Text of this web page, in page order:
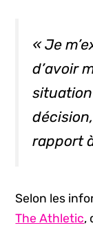
« Je
d’avoir
rapport
Selon les
The Athletic,